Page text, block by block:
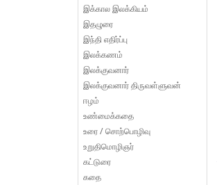
இக்கால இலக்கியம்
இதழுரை
இந்தி எதிர்ப்பு
இலக்கணம்
இலக்குவனார்
இலக்குவனார் திருவள்ளுவன்
ஈழம்
உண்மைக்கதை
உரை / சொற்பொழிவு
உறுதிமொழிஞர்
கட்டுரை
கதை